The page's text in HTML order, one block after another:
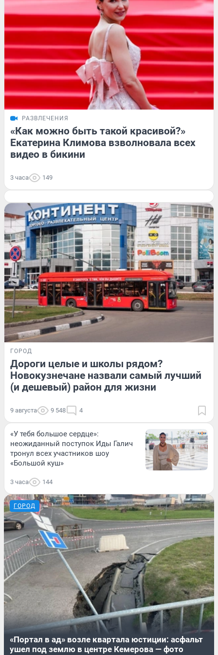
РАЗВЛЕЧЕНИЯ
«Как можно быть такой красивой?»
Екатерина Климова взволновала всех
видео в бикини
3 часа 149
ГОРОД
Дороги целые и школы рядом?
Новокузнечане назвали самый лучший
(и дешевый) район для жизни
9 августа 9 548 4
«У тебя большое сердце»:
неожиданный поступок Иды Галич
тронул всех участников шоу
«Большой куш»
3 часа 144
ГОРОД
«Портал в ад» возле квартала юстиции: асфальт
ушел под землю в центре Кемерова — фото